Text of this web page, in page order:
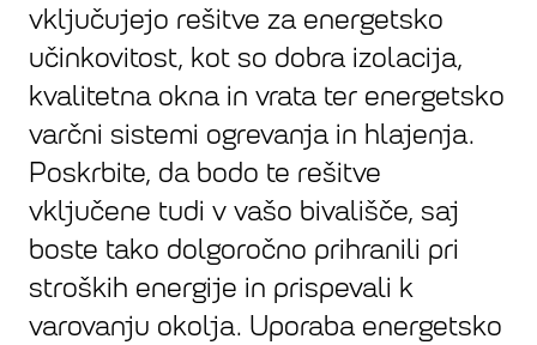
vključujejo rešitve za energetsko
učinkovitost, kot so dobra izolacija,
kvalitetna okna in vrata ter energetsko
varčni sistemi ogrevanja in hlajenja.
Poskrbite, da bodo te rešitve
vključene tudi v vašo bivališče, saj
boste tako dolgoročno prihranili pri
stroških energije in prispevali k
varovanju okolja. Uporaba energetsko